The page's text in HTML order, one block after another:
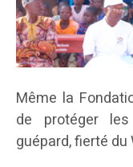
Même la
de protéger
guépard, fierté du